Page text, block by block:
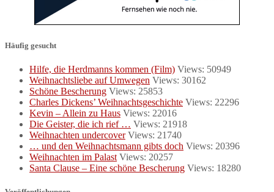
Häufig gesucht
Hilfe, die Herdmanns kommen (Film) Views: 50949
Weihnachtsliebe auf Umwegen Views: 30162
Schöne Bescherung Views: 25853
Charles Dickens’ Weihnachtsgeschichte Views: 22296
Kevin – Allein zu Haus Views: 22016
Die Geister, die ich rief … Views: 21918
Weihnachten undercover Views: 21740
… und den Weihnachtsmann gibts doch Views: 20396
Weihnachten im Palast Views: 20257
Santa Clause – Eine schöne Bescherung Views: 18280